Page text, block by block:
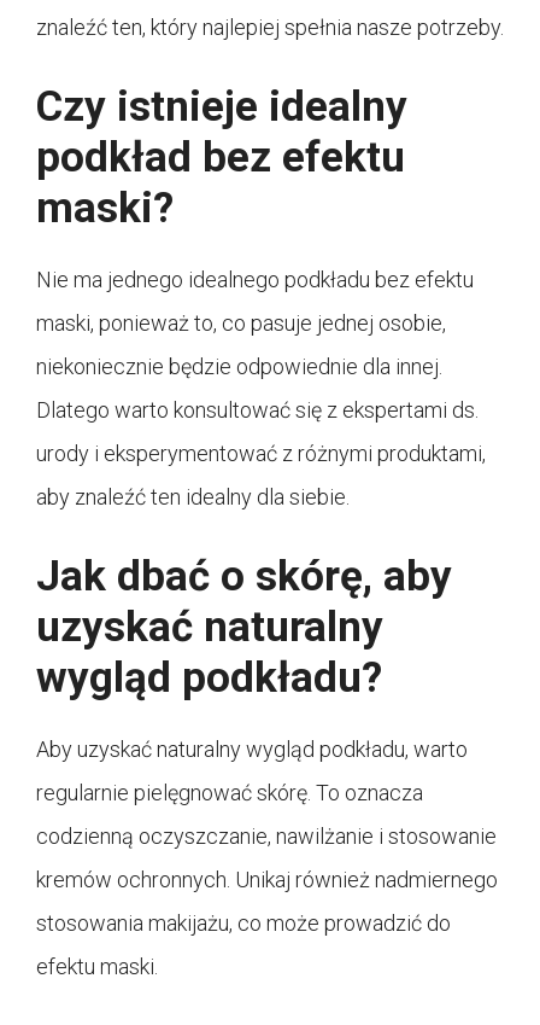
znaleźć ten, który najlepiej spełnia nasze potrzeby.
Czy istnieje idealny
podkład bez efektu
maski?
Nie ma jednego idealnego podkładu bez efektu
maski, ponieważ to, co pasuje jednej osobie,
niekoniecznie będzie odpowiednie dla innej.
Dlatego warto konsultować się z ekspertami ds.
urody i eksperymentować z różnymi produktami,
aby znaleźć ten idealny dla siebie.
Jak dbać o skórę, aby
uzyskać naturalny
wygląd podkładu?
Aby uzyskać naturalny wygląd podkładu, warto
regularnie pielęgnować skórę. To oznacza
codzienną oczyszczanie, nawilżanie i stosowanie
kremów ochronnych. Unikaj również nadmiernego
stosowania makijażu, co może prowadzić do
efektu maski.